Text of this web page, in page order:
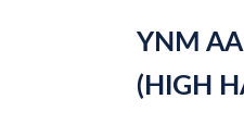
YNM
(HIGH